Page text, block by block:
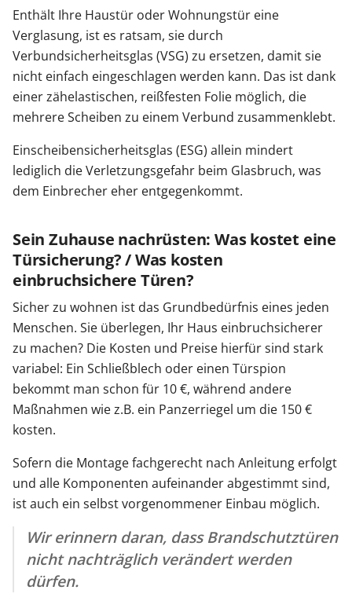
Enthält Ihre Haustür oder Wohnungstür eine
Verglasung, ist es ratsam, sie durch
Verbundsicherheitsglas (VSG) zu ersetzen, damit sie
nicht einfach eingeschlagen werden kann. Das ist dank
einer zähelastischen, reißfesten Folie möglich, die
mehrere Scheiben zu einem Verbund zusammenklebt.
Einscheibensicherheitsglas (ESG) allein mindert
lediglich die Verletzungsgefahr beim Glasbruch, was
dem Einbrecher eher entgegenkommt.
Sein Zuhause nachrüsten: Was kostet eine
Türsicherung? / Was kosten
einbruchsichere Türen?
Sicher zu wohnen ist das Grundbedürfnis eines jeden
Menschen. Sie überlegen, Ihr Haus einbruchsicherer
zu machen? Die Kosten und Preise hierfür sind stark
variabel: Ein Schließblech oder einen Türspion
bekommt man schon für 10 €, während andere
Maßnahmen wie z.B. ein Panzerriegel um die 150 €
kosten.
Sofern die Montage fachgerecht nach Anleitung erfolgt
und alle Komponenten aufeinander abgestimmt sind,
ist auch ein selbst vorgenommener Einbau möglich.
Wir erinnern daran, dass Brandschutztüren
nicht nachträglich verändert werden
dürfen.